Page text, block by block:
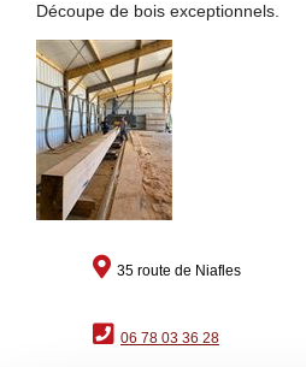
Découpe de bois exceptionnels.
35 route de Niafles
06 78 03 36 28